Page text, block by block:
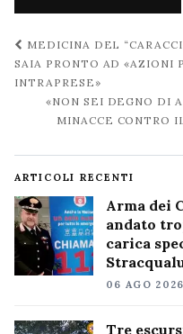
Navigazione
post
MEDICINA DEL
SAIA PRONTO AD «AZIONI
INTRAPRESE»
«NON SEI DEGNO DI
MINACCE CONTRO
ARTICOLI RECENTI
Arma dei
andato
carica
06 AGO 2026
Tre